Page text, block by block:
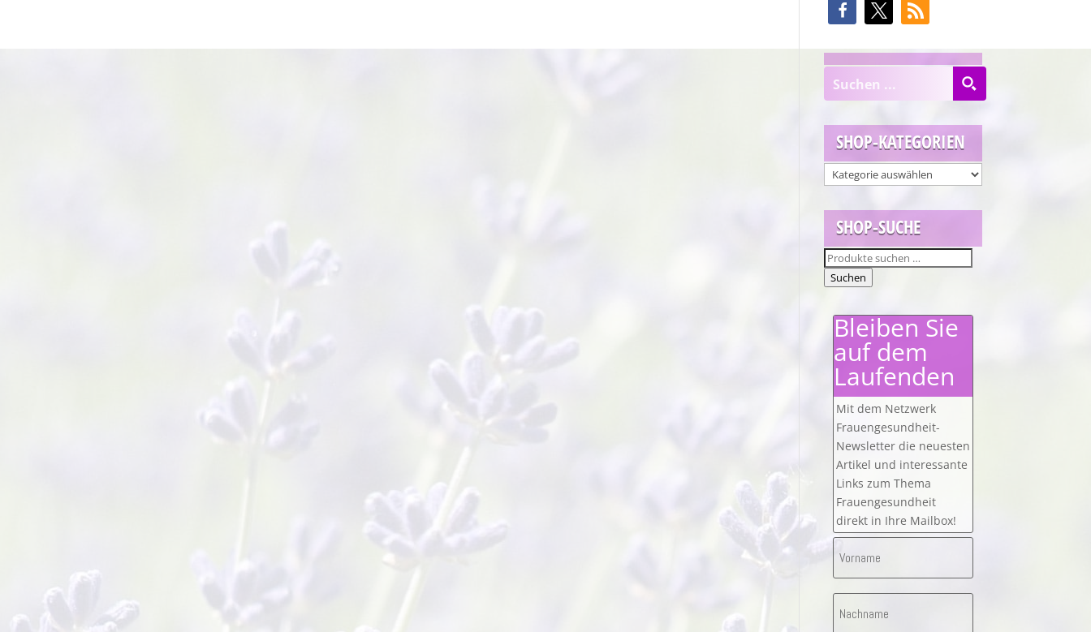
SHOP-KATEGORIEN
SHOP-SUCHE
Suchen
nach:
Suchen
Bleiben Sie
auf dem
Laufenden
Mit dem Netzwerk
Frauengesundheit-
Newsletter die neuesten
Artikel und interessante
Links zum Thema
Frauengesundheit
direkt in Ihre Mailbox!